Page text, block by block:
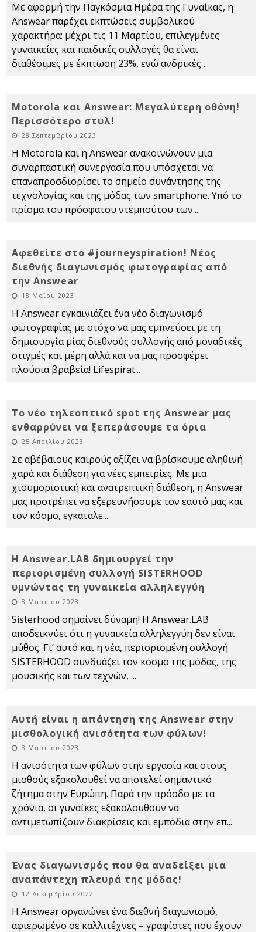
Με αφορμή την Παγκόσμια Ημέρα της Γυναίκας, η
Answear παρέχει εκπτώσεις συμβολικού
χαρακτήρα: μέχρι τις 11 Μαρτίου, επιλεγμένες
γυναικείες και παιδικές συλλογές θα είναι
διαθέσιμες με έκπτωση 23%, ενώ ανδρικές ...
Motorola και Answear: Μεγαλύτερη οθόνη!
Περισσότερο στυλ!
28 Σεπτεμβρίου 2023
Η Motorola και η Answear ανακοινώνουν μια
συναρπαστική συνεργασία που υπόσχεται να
επαναπροσδιορίσει το σημείο συνάντησης της
τεχνολογίας και της μόδας των smartphone. Υπό το
πρίσμα του πρόσφατου ντεμπούτου των...
Αφεθείτε στο #journeyspiration! Νέος
διεθνής διαγωνισμός φωτογραφίας από
την Answear
18 Μαΐου 2023
Η Answear εγκαινιάζει ένα νέο διαγωνισμό
φωτογραφίας με στόχο να μας εμπνεύσει με τη
δημιουργία μίας διεθνούς συλλογής από μοναδικές
στιγμές και μέρη αλλά και να μας προσφέρει
πλούσια βραβεία! Lifespirat...
Το νέο τηλεοπτικό spot της Answear μας
ενθαρρύνει να ξεπεράσουμε τα όρια
25 Απριλίου 2023
Σε αβέβαιους καιρούς αξίζει να βρίσκουμε αληθινή
χαρά και διάθεση για νέες εμπειρίες. Με μια
χιουμοριστική και ανατρεπτική διάθεση, η Answear
μας προτρέπει να εξερευνήσουμε τον εαυτό μας και
τον κόσμο, εγκαταλε...
Η Answear.LAB δημιουργεί την
περιορισμένη συλλογή SISTERHOOD
υμνώντας τη γυναικεία αλληλεγγύη
8 Μαρτίου 2023
Sisterhood σημαίνει δύναμη! Η Answear.LAB
αποδεικνύει ότι η γυναικεία αλληλεγγύη δεν είναι
μύθος. Γι’ αυτό και η νέα, περιορισμένη συλλογή
SISTERHOOD συνδυάζει τον κόσμο της μόδας, της
μουσικής και των τεχνών, ...
Αυτή είναι η απάντηση της Answear στην
μισθολογική ανισότητα των φύλων!
3 Μαρτίου 2023
Η ανισότητα των φύλων στην εργασία και στους
μισθούς εξακολουθεί να αποτελεί σημαντικό
ζήτημα στην Ευρώπη. Παρά την πρόοδο με τα
χρόνια, οι γυναίκες εξακολουθούν να
αντιμετωπίζουν διακρίσεις και εμπόδια στην επ...
Ένας διαγωνισμός που θα αναδείξει μια
αναπάντεχη πλευρά της μόδας!
12 Δεκεμβρίου 2022
Η Answear οργανώνει ένα διεθνή διαγωνισμό,
αφιερωμένο σε καλλιτέχνες – γραφίστες που έχουν